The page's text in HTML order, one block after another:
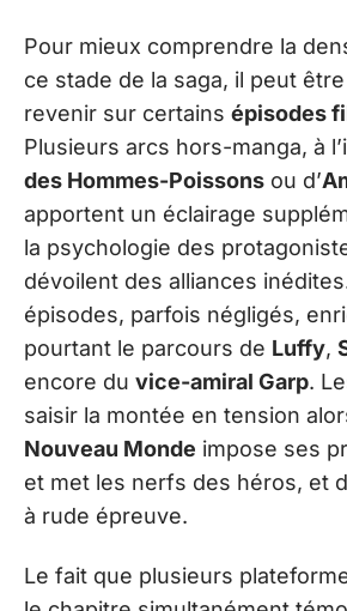
Pour mieux comprendre la
ce stade de la saga, il peut
revenir sur certains épisodes
Plusieurs arcs hors-manga, à
des Hommes-Poissons ou d’
apportent un éclairage
la psychologie des
dévoilent des alliances
épisodes, parfois négligés,
pourtant le parcours de Luffy,
encore du vice-amiral Garp.
saisir la montée en tension
Nouveau Monde impose ses
et met les nerfs des héros, et
à rude épreuve.
Le fait que plusieurs